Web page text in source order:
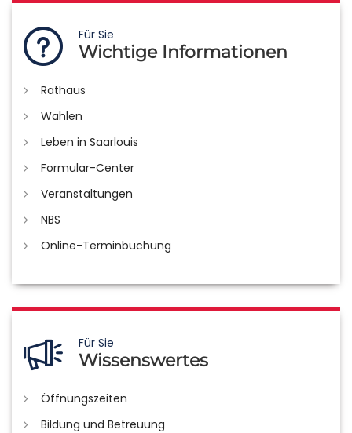
Für Sie
Wichtige Informationen
Rathaus
Wahlen
Leben in Saarlouis
Formular-Center
Veranstaltungen
NBS
Online-Terminbuchung
Für Sie
Wissenswertes
Öffnungszeiten
Bildung und Betreuung